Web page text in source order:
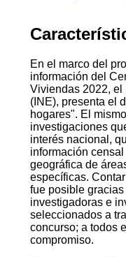
En el marco del
información del
Viviendas 2022, el
(INE), presenta el
hogares". El
investigaciones
interés nacional,
información
geográfica de
específicas.
fue posible
investigadoras e
seleccionados a
concurso; a todos
compromiso.